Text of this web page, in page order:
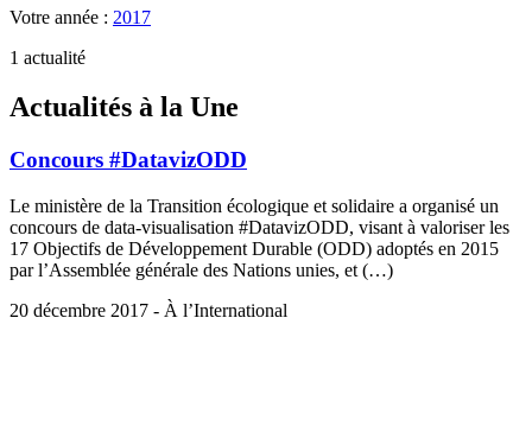
Votre année : 2017
1 actualité
Actualités à la Une
Concours #DatavizODD
Le ministère de la Transition écologique et solidaire a organisé un
concours de data-visualisation #DatavizODD, visant à valoriser les
17 Objectifs de Développement Durable (ODD) adoptés en 2015
par l’Assemblée générale des Nations unies, et (…)
20 décembre 2017 - À l’International